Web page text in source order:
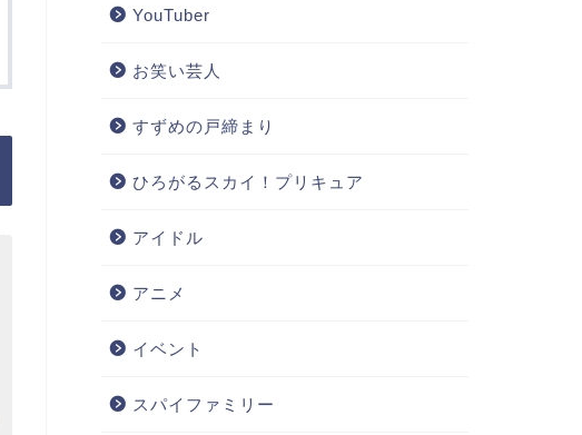
YouTuber
お笑い芸人
すずめの戸締まり
ひろがるスカイ！プリキュア
アイドル
アニメ
イベント
スパイファミリー